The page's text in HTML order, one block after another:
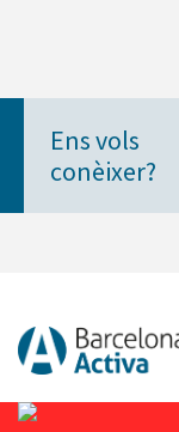
Ens vols
conèixer?